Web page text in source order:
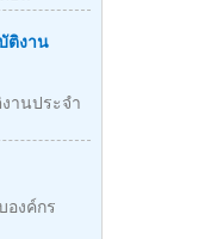
ติงาน
านประจำ
องค์กร